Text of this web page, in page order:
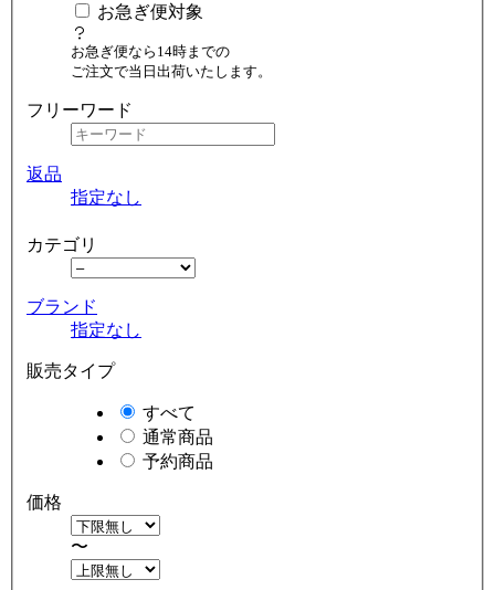
お急ぎ便対象
お急ぎ便なら14時までの
ご注文で当日出荷いたします。
フリーワード
返品
指定なし
カテゴリ
ブランド
指定なし
販売タイプ
すべて
通常商品
予約商品
価格
〜